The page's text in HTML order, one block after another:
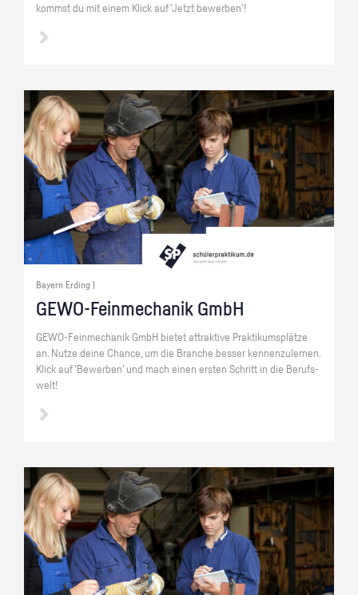
kommst du mit einem Klick auf 'Jetzt be­wer­ben'!
Bayern Erding |
GE­WO-Fein­me­cha­nik GmbH
GE­WO-Fein­me­cha­nik GmbH bie­tet at­trak­ti­ve Prak­ti­kums­plät­ze
an. Nutze deine Chan­ce, um die Bran­che bes­ser ken­nen­zu­ler­nen.
Klick auf 'Be­wer­ben' und mach einen ers­ten Schritt in die Be­rufs­
welt!